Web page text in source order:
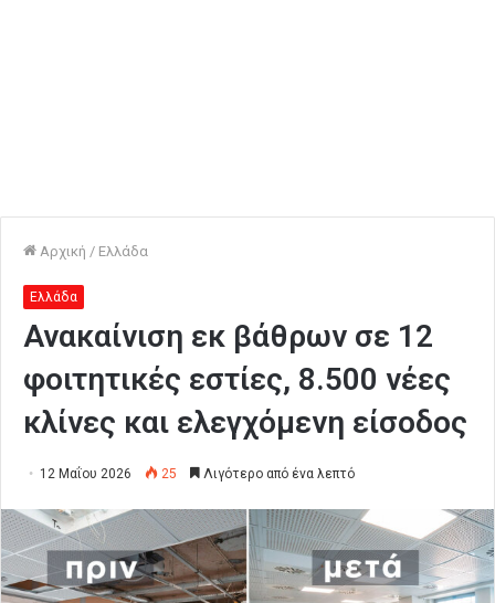
Αρχική / Ελλάδα
Ελλάδα
Ανακαίνιση εκ βάθρων σε 12
φοιτητικές εστίες, 8.500 νέες
κλίνες και ελεγχόμενη είσοδος
12 Μαΐου 2026 25 Λιγότερο από ένα λεπτό